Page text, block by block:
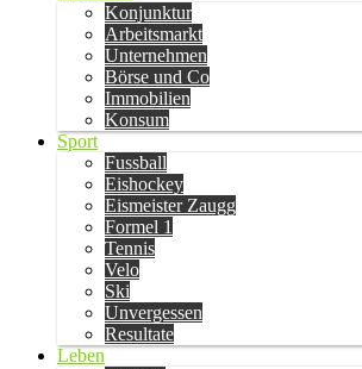
Konjunktur
Arbeitsmarkt
Unternehmen
Börse und Co
Immobilien
Konsum
Sport
Fussball
Eishockey
Eismeister Zaugg
Formel 1
Tennis
Velo
Ski
Unvergessen
Resultate
Leben